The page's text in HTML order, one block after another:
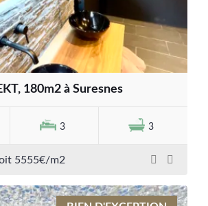
180m2 à Suresnes
3 3
5555€/m2